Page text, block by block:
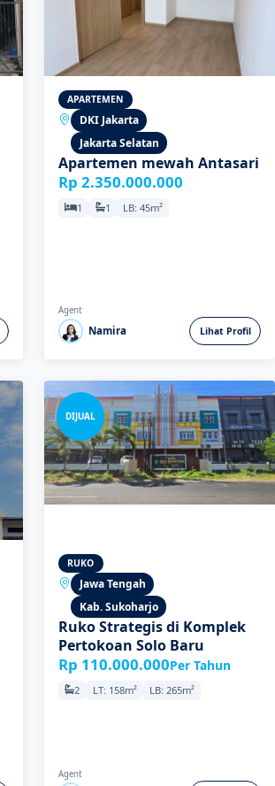
APARTEMEN
DKI Jakarta
Jakarta Selatan
Apartemen mewah Antasari
Rp 2.350.000.000
1 1 LB: 45m²
Agent
Namira Lihat Profil
DIJUAL
RUKO
Jawa Tengah
Kab. Sukoharjo
Ruko Strategis di Komplek
Pertokoan Solo Baru
Rp 110.000.000Per Tahun
2 LT: 158m² LB: 265m²
Agent